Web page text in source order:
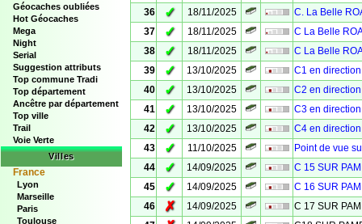
Géocaches oubliées
Hot Géocaches
Mega
Night
Serial
Suggestion attributs
Top commune Tradi
Top département
Ancêtre par département
Top ville
Trail
Voie Verte
Villes
France
Lyon
Marseille
Paris
Toulouse
36
✓ 18/11/2025
C. La Belle
37
✓ 18/11/2025
C La Belle
38
✓ 18/11/2025
C La Belle
39
✓ 13/10/2025
C1 en
40
✓ 13/10/2025
C2 en
41
✓ 13/10/2025
C3 en
42
✓ 13/10/2025
C4 en
43
✓ 11/10/2025
Point de vue
44
✓ 14/09/2025
C 15 SUR
45
✓ 14/09/2025
C 16 SUR
46
✗ 14/09/2025
C 17 SUR